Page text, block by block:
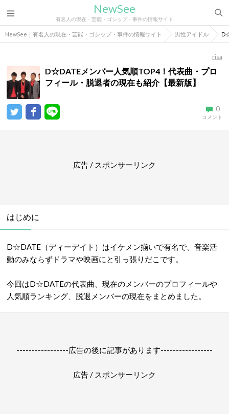
NewSee
有名人の現在・芸能・ゴシップ・事件の情報サイト
NewSee｜有名人の現在・芸能・ゴシップ・事件の情報サイト 男性アイドル
risa
D☆DATEメンバー人気順TOP4！代表曲・プロ
フィール・脱退者の現在も紹介【最新版】
0
コメント
広告 / スポンサーリンク
はじめに
D☆DATE（ディーデイト）はイケメン揃いで有名で、音楽活
動のみならずドラマや映画にと引っ張りだこです。
今回はD☆DATEの代表曲、現在のメンバーのプロフィールや
人気順ランキング、脱退メンバーの現在をまとめました。
-----------------広告の後に記事があります-----------------
広告 / スポンサーリンク